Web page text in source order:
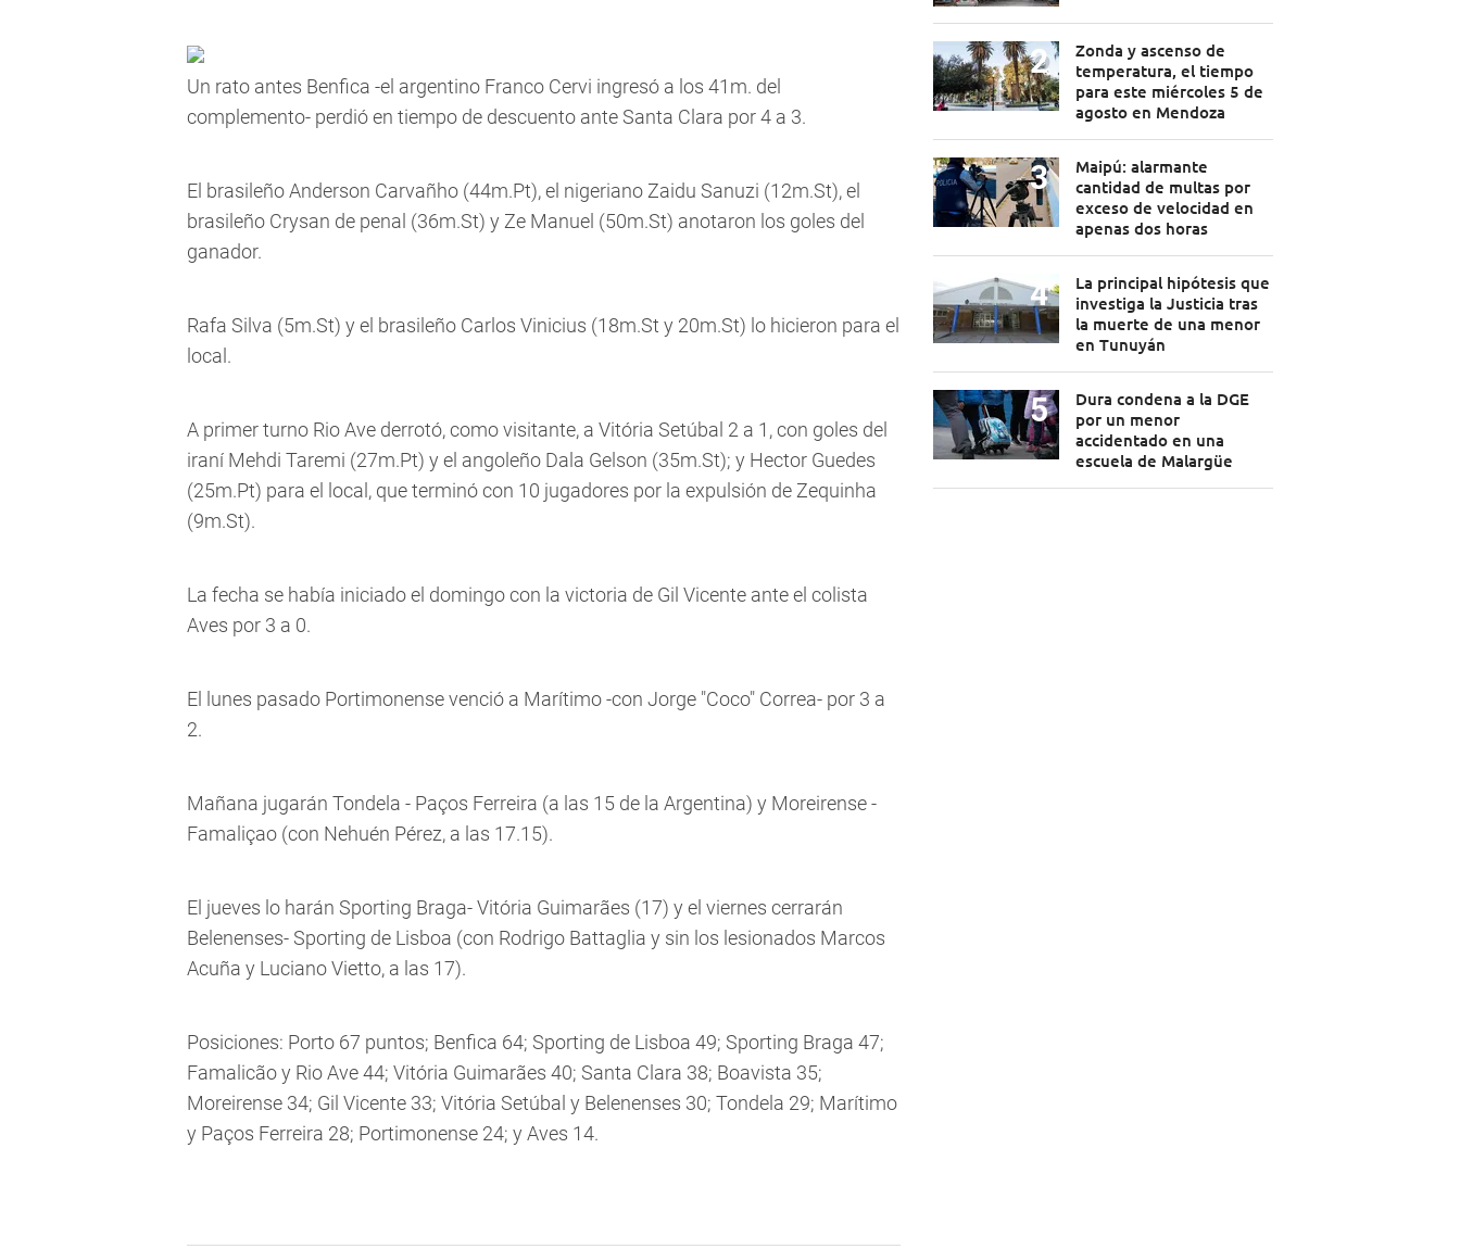
Un rato antes Benfica -el argentino Franco Cervi ingresó a los 41m. del
complemento- perdió en tiempo de descuento ante Santa Clara por 4 a 3.
El brasileño Anderson Carvañho (44m.Pt), el nigeriano Zaidu Sanuzi (12m.St), el
brasileño Crysan de penal (36m.St) y Ze Manuel (50m.St) anotaron los goles del
ganador.
Rafa Silva (5m.St) y el brasileño Carlos Vinicius (18m.St y 20m.St) lo hicieron para el
local.
A primer turno Rio Ave derrotó, como visitante, a Vitória Setúbal 2 a 1, con goles del
iraní Mehdi Taremi (27m.Pt) y el angoleño Dala Gelson (35m.St); y Hector Guedes
(25m.Pt) para el local, que terminó con 10 jugadores por la expulsión de Zequinha
(9m.St).
La fecha se había iniciado el domingo con la victoria de Gil Vicente ante el colista
Aves por 3 a 0.
El lunes pasado Portimonense venció a Marítimo -con Jorge "Coco" Correa- por 3 a
2.
Mañana jugarán Tondela - Paços Ferreira (a las 15 de la Argentina) y Moreirense -
Famaliçao (con Nehuén Pérez, a las 17.15).
El jueves lo harán Sporting Braga- Vitória Guimarães (17) y el viernes cerrarán
Belenenses- Sporting de Lisboa (con Rodrigo Battaglia y sin los lesionados Marcos
Acuña y Luciano Vietto, a las 17).
Posiciones: Porto 67 puntos; Benfica 64; Sporting de Lisboa 49; Sporting Braga 47;
Famalicão y Rio Ave 44; Vitória Guimarães 40; Santa Clara 38; Boavista 35;
Moreirense 34; Gil Vicente 33; Vitória Setúbal y Belenenses 30; Tondela 29; Marítimo
y Paços Ferreira 28; Portimonense 24; y Aves 14.
Zonda y ascenso de
temperatura, el tiempo
para este miércoles 5 de
agosto en Mendoza
Maipú: alarmante
cantidad de multas por
exceso de velocidad en
apenas dos horas
La principal hipótesis que
investiga la Justicia tras
la muerte de una menor
en Tunuyán
Dura condena a la DGE
por un menor
accidentado en una
escuela de Malargüe